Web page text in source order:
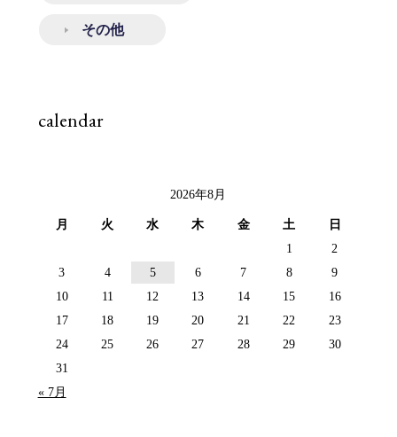
その他
calendar
2026年8月
月 火 水 木 金 土
日
1
2
3
4 5 6 7 8
9
10
11 12 13 14 15
16
17
18 19 20 21 22
23
24
25 26 27 28 29
30
31
« 7月